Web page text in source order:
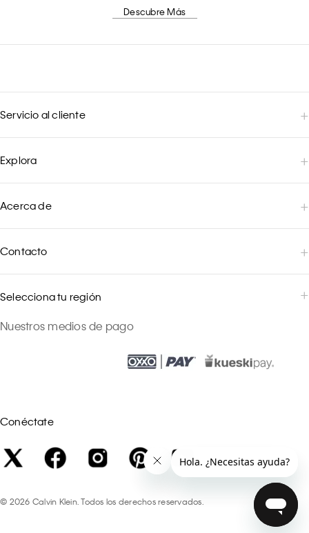
Descubre Más
Servicio al cliente
Explora
Acerca de
Contacto
Selecciona tu región
Nuestros medios de pago
Conéctate
© 2026 Calvin Klein. Todos los derechos reservados.